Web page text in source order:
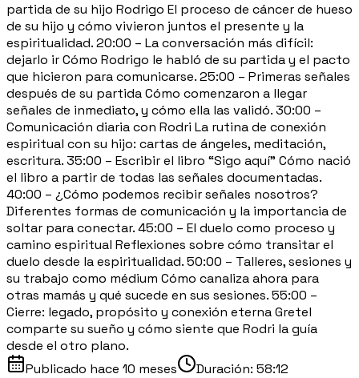
partida de su hijo Rodrigo El proceso de cáncer de hueso
de su hijo y cómo vivieron juntos el presente y la
espiritualidad. 20:00 – La conversación más difícil:
dejarlo ir Cómo Rodrigo le habló de su partida y el pacto
que hicieron para comunicarse. 25:00 – Primeras señales
después de su partida Cómo comenzaron a llegar
señales de inmediato, y cómo ella las validó. 30:00 –
Comunicación diaria con Rodri La rutina de conexión
espiritual con su hijo: cartas de ángeles, meditación,
escritura. 35:00 – Escribir el libro “Sigo aquí” Cómo nació
el libro a partir de todas las señales documentadas.
40:00 – ¿Cómo podemos recibir señales nosotros?
Diferentes formas de comunicación y la importancia de
soltar para conectar. 45:00 – El duelo como proceso y
camino espiritual Reflexiones sobre cómo transitar el
duelo desde la espiritualidad. 50:00 – Talleres, sesiones y
su trabajo como médium Cómo canaliza ahora para
otras mamás y qué sucede en sus sesiones. 55:00 –
Cierre: legado, propósito y conexión eterna Gretel
comparte su sueño y cómo siente que Rodri la guía
desde el otro plano.
Publicado hace 10 meses Duración: 58:12